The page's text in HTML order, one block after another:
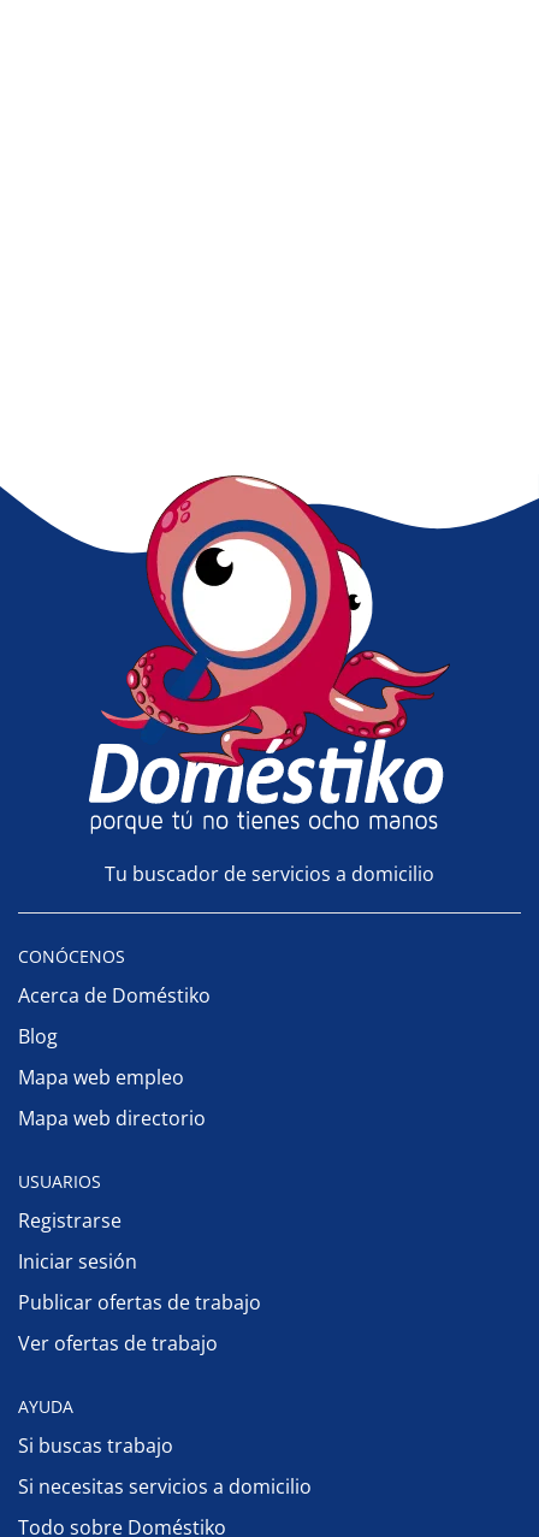
Tu buscador de servicios a domicilio
CONÓCENOS
Acerca de Doméstiko
Blog
Mapa web empleo
Mapa web directorio
USUARIOS
Registrarse
Iniciar sesión
Publicar ofertas de trabajo
Ver ofertas de trabajo
AYUDA
Si buscas trabajo
Si necesitas servicios a domicilio
Todo sobre Doméstiko